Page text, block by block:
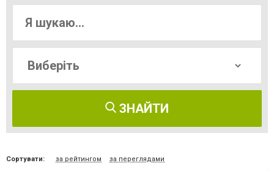
ЗНАЙТИ
Сортувати: за рейтингом за переглядами